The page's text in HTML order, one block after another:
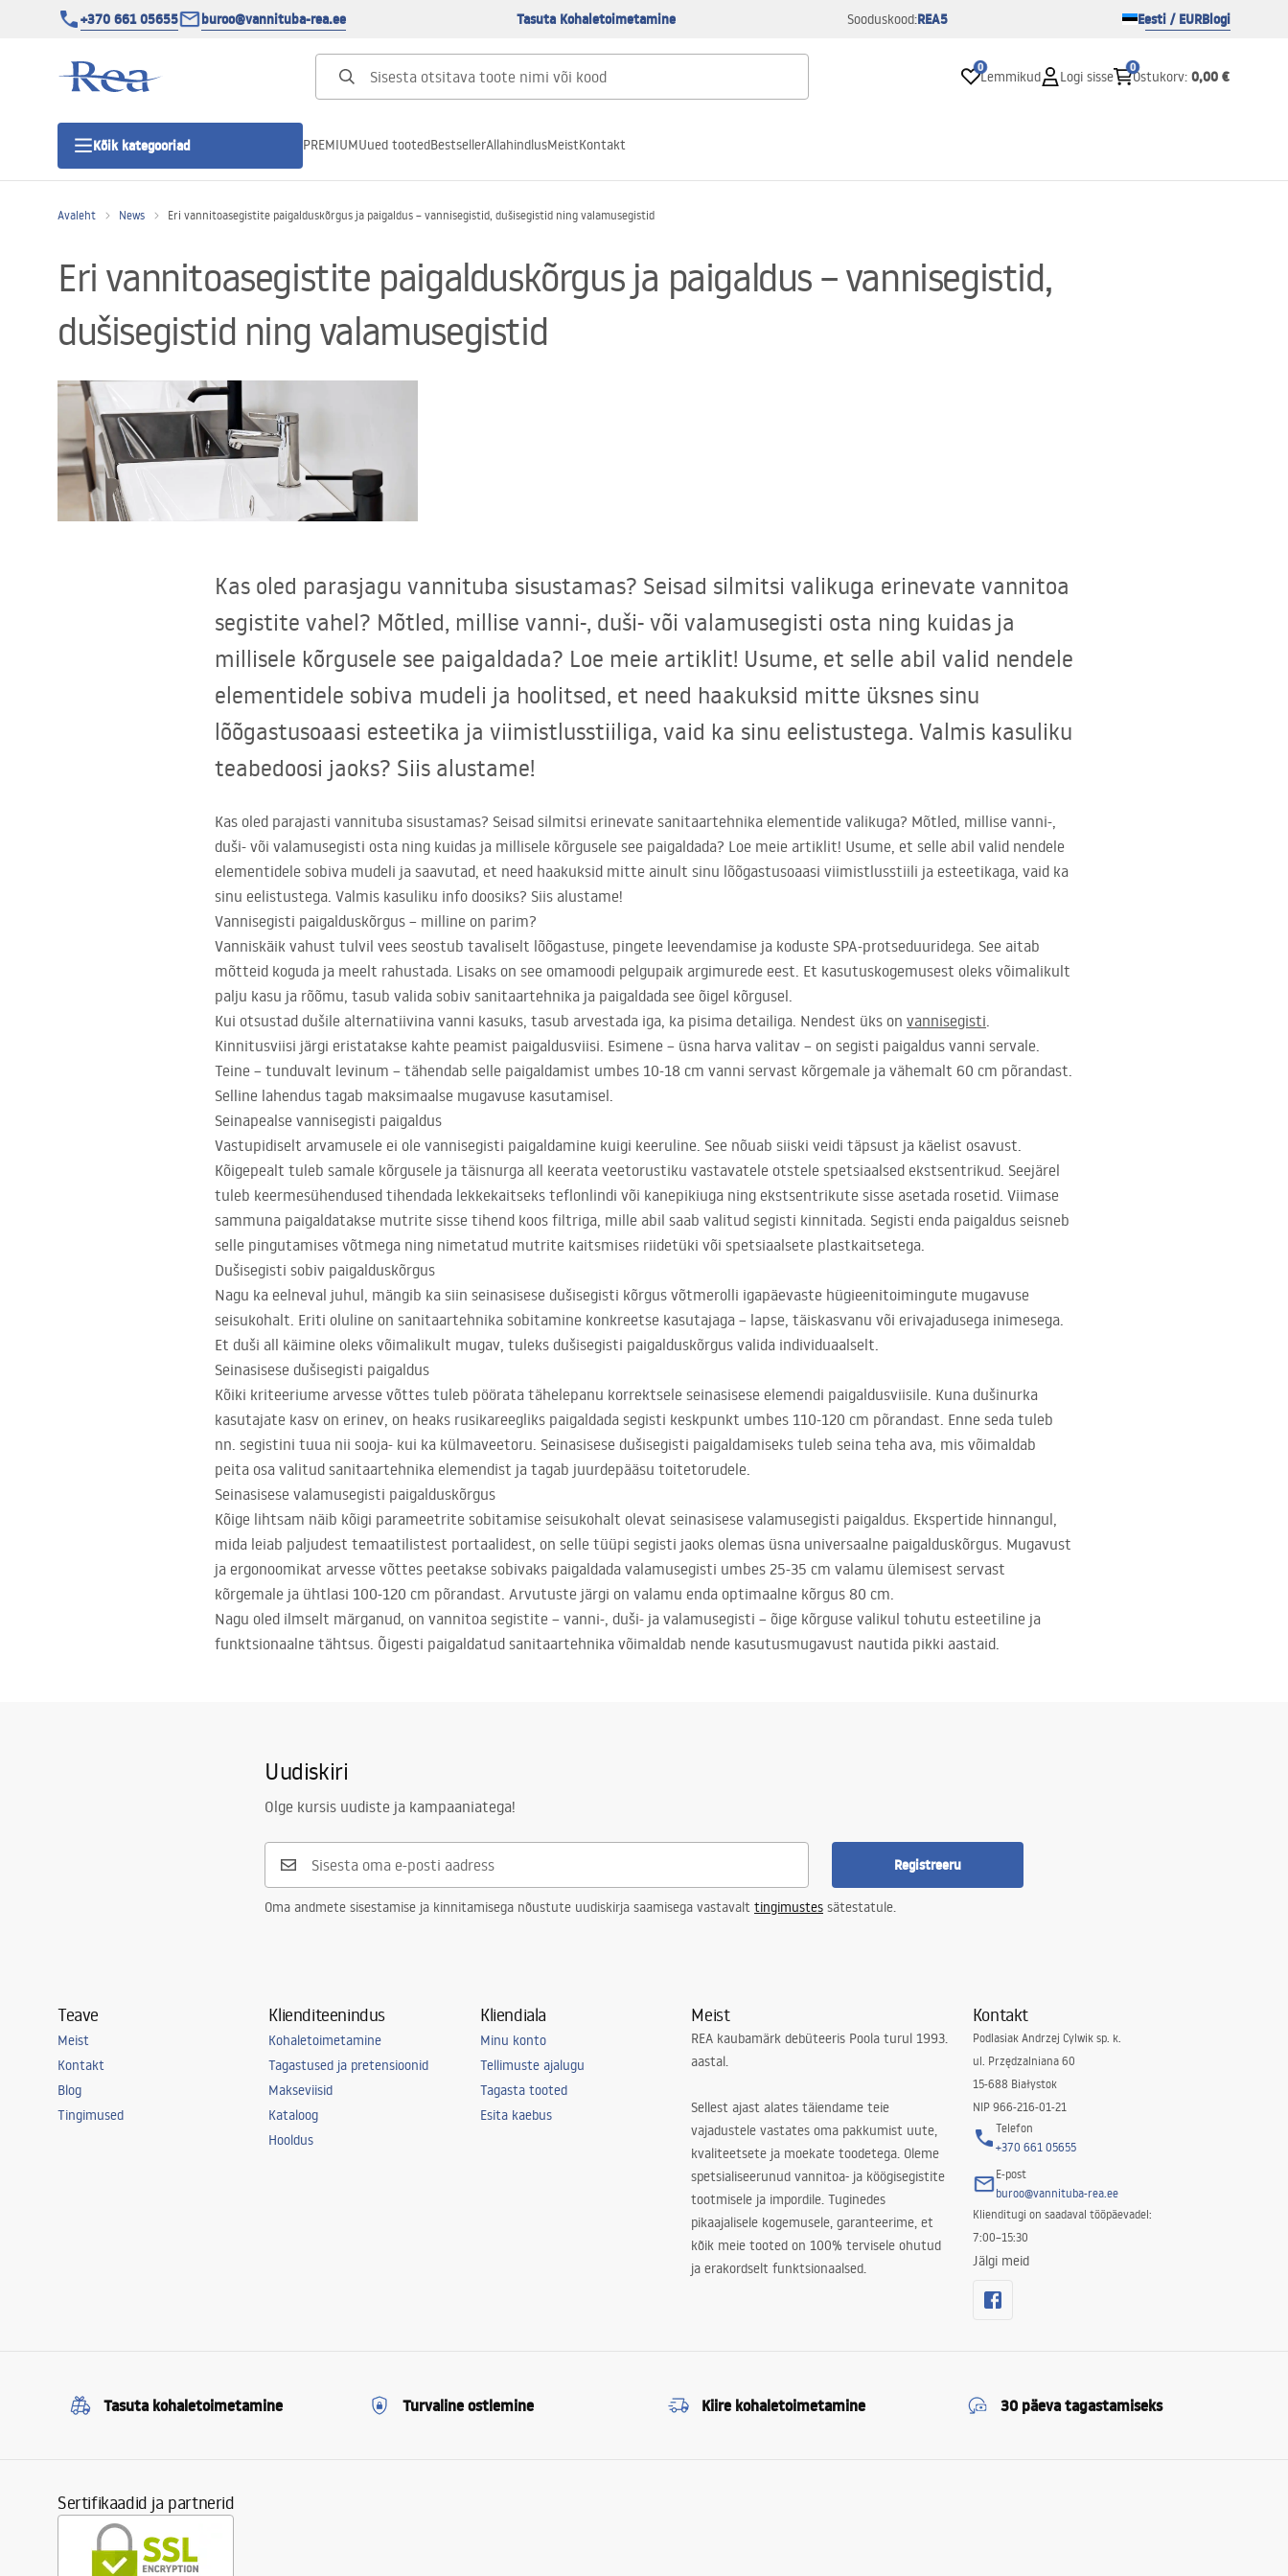
+370 661 05655 buroo@vannituba-rea.ee Tasuta Kohaletoimetamine Sooduskood:REA5 Eesti / EURBlogi
0
Lemmikud Logi sisse
0
Ostukorv: 0,00 €
Kõik kategooriad
Duši uks
Vannitoa dušialused
Lineaarne duši äravool
Tualettruumid
Vajub ära
PREMIUMUued tootedBestsellerAllahindlusMeistKontakt
Avaleht News Eri vannitoasegistite paigalduskõrgus ja paigaldus – vannisegistid, dušisegistid ning valamusegistid
Eri vannitoasegistite paigalduskõrgus ja paigaldus – vannisegistid,
dušisegistid ning valamusegistid
Kas oled parasjagu vannituba sisustamas? Seisad silmitsi valikuga erinevate vannitoa
segistite vahel? Mõtled, millise vanni-, duši- või valamusegisti osta ning kuidas ja
millisele kõrgusele see paigaldada? Loe meie artiklit! Usume, et selle abil valid nendele
elementidele sobiva mudeli ja hoolitsed, et need haakuksid mitte üksnes sinu
lõõgastusoaasi esteetika ja viimistlusstiiliga, vaid ka sinu eelistustega. Valmis kasuliku
teabedoosi jaoks? Siis alustame!
Kas oled parajasti vannituba sisustamas? Seisad silmitsi erinevate sanitaartehnika elementide valikuga? Mõtled, millise vanni-,
duši- või valamusegisti osta ning kuidas ja millisele kõrgusele see paigaldada? Loe meie artiklit! Usume, et selle abil valid nendele
elementidele sobiva mudeli ja saavutad, et need haakuksid mitte ainult sinu lõõgastusoaasi viimistlusstiili ja esteetikaga, vaid ka
sinu eelistustega. Valmis kasuliku info doosiks? Siis alustame!
Vannisegisti paigalduskõrgus – milline on parim?
Vanniskäik vahust tulvil vees seostub tavaliselt lõõgastuse, pingete leevendamise ja koduste SPA-protseduuridega. See aitab
mõtteid koguda ja meelt rahustada. Lisaks on see omamoodi pelgupaik argimurede eest. Et kasutuskogemusest oleks võimalikult
palju kasu ja rõõmu, tasub valida sobiv sanitaartehnika ja paigaldada see õigel kõrgusel.
Kui otsustad dušile alternatiivina vanni kasuks, tasub arvestada iga, ka pisima detailiga. Nendest üks on vannisegisti.
Kinnitusviisi järgi eristatakse kahte peamist paigaldusviisi. Esimene – üsna harva valitav – on segisti paigaldus vanni servale.
Teine – tunduvalt levinum – tähendab selle paigaldamist umbes 10-18 cm vanni servast kõrgemale ja vähemalt 60 cm põrandast.
Selline lahendus tagab maksimaalse mugavuse kasutamisel.
Seinapealse vannisegisti paigaldus
Vastupidiselt arvamusele ei ole vannisegisti paigaldamine kuigi keeruline. See nõuab siiski veidi täpsust ja käelist osavust.
Kõigepealt tuleb samale kõrgusele ja täisnurga all keerata veetorustiku vastavatele otstele spetsiaalsed ekstsentrikud. Seejärel
tuleb keermesühendused tihendada lekkekaitseks teflonlindi või kanepikiuga ning ekstsentrikute sisse asetada rosetid. Viimase
sammuna paigaldatakse mutrite sisse tihend koos filtriga, mille abil saab valitud segisti kinnitada. Segisti enda paigaldus seisneb
selle pingutamises võtmega ning nimetatud mutrite kaitsmises riidetüki või spetsiaalsete plastkaitsetega.
Dušisegisti sobiv paigalduskõrgus
Nagu ka eelneval juhul, mängib ka siin seinasisese dušisegisti kõrgus võtmerolli igapäevaste hügieenitoimingute mugavuse
seisukohalt. Eriti oluline on sanitaartehnika sobitamine konkreetse kasutajaga – lapse, täiskasvanu või erivajadusega inimesega.
Et duši all käimine oleks võimalikult mugav, tuleks dušisegisti paigalduskõrgus valida individuaalselt.
Seinasisese dušisegisti paigaldus
Kõiki kriteeriume arvesse võttes tuleb pöörata tähelepanu korrektsele seinasisese elemendi paigaldusviisile. Kuna dušinurka
kasutajate kasv on erinev, on heaks rusikareegliks paigaldada segisti keskpunkt umbes 110-120 cm põrandast. Enne seda tuleb
nn. segistini tuua nii sooja- kui ka külmaveetoru. Seinasisese dušisegisti paigaldamiseks tuleb seina teha ava, mis võimaldab
peita osa valitud sanitaartehnika elemendist ja tagab juurdepääsu toitetorudele.
Seinasisese valamusegisti paigalduskõrgus
Kõige lihtsam näib kõigi parameetrite sobitamise seisukohalt olevat seinasisese valamusegisti paigaldus. Ekspertide hinnangul,
mida leiab paljudest temaatilistest portaalidest, on selle tüüpi segisti jaoks olemas üsna universaalne paigalduskõrgus. Mugavust
ja ergonoomikat arvesse võttes peetakse sobivaks paigaldada valamusegisti umbes 25-35 cm valamu ülemisest servast
kõrgemale ja ühtlasi 100-120 cm põrandast. Arvutuste järgi on valamu enda optimaalne kõrgus 80 cm.
Nagu oled ilmselt märganud, on vannitoa segistite – vanni-, duši- ja valamusegisti – õige kõrguse valikul tohutu esteetiline ja
funktsionaalne tähtsus. Õigesti paigaldatud sanitaartehnika võimaldab nende kasutusmugavust nautida pikki aastaid.
Uudiskiri
Olge kursis uudiste ja kampaaniatega!
Registreeru
Oma andmete sisestamise ja kinnitamisega nõustute uudiskirja saamisega vastavalt tingimustes sätestatule.
Teave
Meist
Kontakt
Blog
Tingimused
Klienditeenindus
Kohaletoimetamine
Tagastused ja pretensioonid
Makseviisid
Kataloog
Hooldus
Kliendiala
Minu konto
Tellimuste ajalugu
Tagasta tooted
Esita kaebus
Meist
REA kaubamärk debüteeris Poola turul 1993.
aastal.
Sellest ajast alates täiendame teie
vajadustele vastates oma pakkumist uute,
kvaliteetsete ja moekate toodetega. Oleme
spetsialiseerunud vannitoa- ja köögisegistite
tootmisele ja impordile. Tuginedes
pikaajalisele kogemusele, garanteerime, et
kõik meie tooted on 100% tervisele ohutud
ja erakordselt funktsionaalsed.
Kontakt
Podlasiak Andrzej Cylwik sp. k.
ul. Przędzalniana 60
15-688 Białystok
NIP 966-216-01-21
Telefon
+370 661 05655
E-post
buroo@vannituba-rea.ee
Klienditugi on saadaval tööpäevadel:
7:00–15:30
Jälgi meid
Tasuta kohaletoimetamine Turvaline ostlemine Kiire kohaletoimetamine 30 päeva tagastamiseks
Sertifikaadid ja partnerid